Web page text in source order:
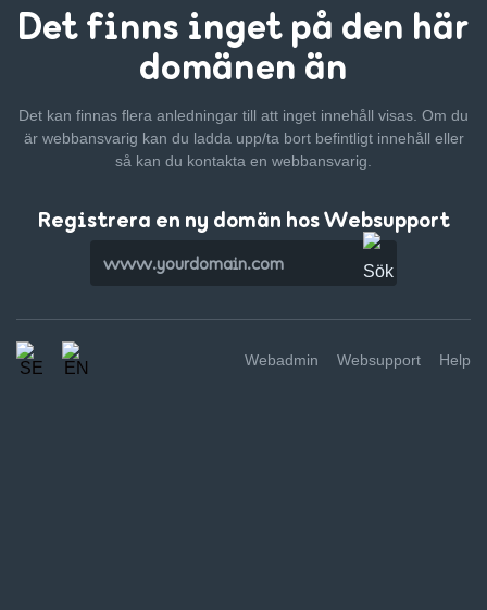
Det finns inget på den här
domänen än
Det kan finnas flera anledningar till att inget innehåll visas. Om du
är webbansvarig kan du ladda upp/ta bort befintligt innehåll eller
så kan du kontakta en webbansvarig.
Registrera en ny domän hos Websupport
Webadmin Websupport Help